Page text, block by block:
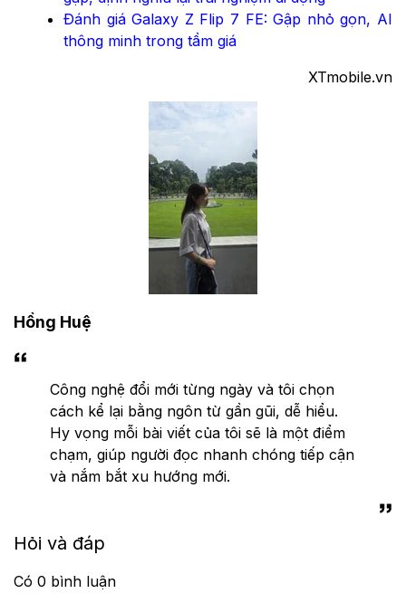
Đánh giá Galaxy Z Flip 7 FE: Gập nhỏ gọn, AI
thông minh trong tầm giá
XTmobile.vn
Hồng Huệ
Công nghệ đổi mới từng ngày và tôi chọn
cách kể lại bằng ngôn từ gần gũi, dễ hiểu.
Hy vọng mỗi bài viết của tôi sẽ là một điểm
chạm, giúp người đọc nhanh chóng tiếp cận
và nắm bắt xu hướng mới.
Hỏi và đáp
Có 0 bình luận